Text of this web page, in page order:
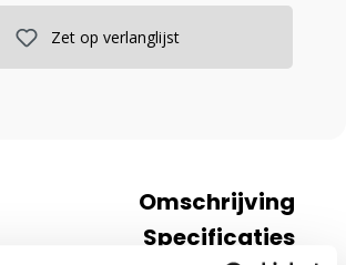
Zet op verlanglijst
Omschrijving
Specificaties